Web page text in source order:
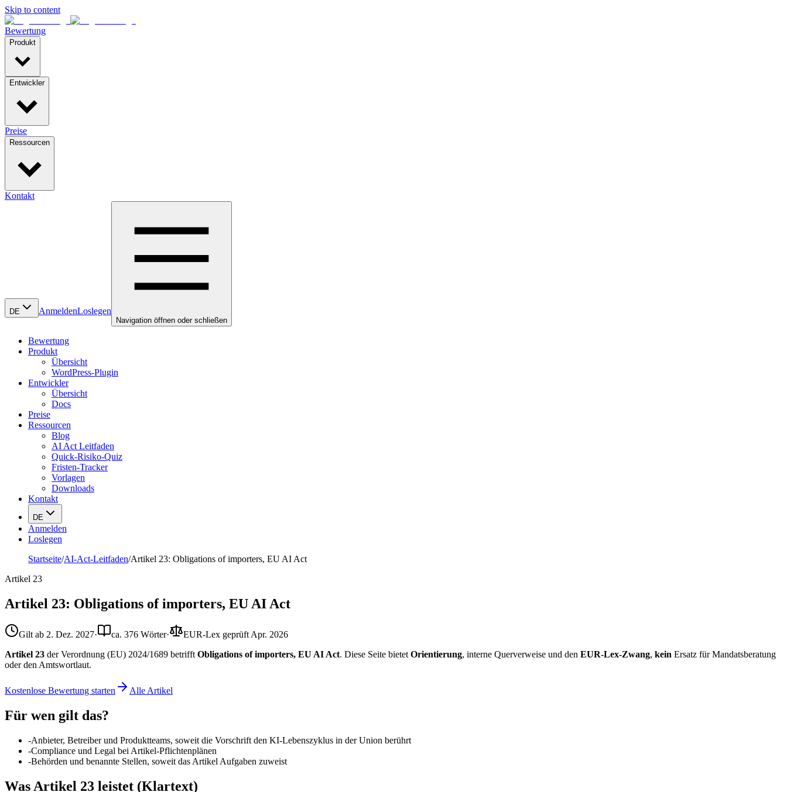
Skip to content
Bewertung
Produkt
Entwickler
Preise
Ressourcen
Kontakt
DE AnmeldenLoslegen
Navigation öffnen oder schließen
Bewertung
Produkt
Übersicht
WordPress-Plugin
Entwickler
Übersicht
Docs
Preise
Ressourcen
Blog
AI Act Leitfaden
Quick-Risiko-Quiz
Fristen-Tracker
Vorlagen
Downloads
Kontakt
DE
Anmelden
Loslegen
Startseite/AI-Act-Leitfaden/Artikel 23: Obligations of importers, EU AI Act
Artikel 23
Artikel 23: Obligations of importers, EU AI Act
Gilt ab 2. Dez. 2027· ca. 376 Wörter· EUR-Lex geprüft Apr. 2026
Artikel 23 der Verordnung (EU) 2024/1689 betrifft Obligations of importers, EU AI Act. Diese Seite bietet Orientierung, interne Querverweise und den EUR-Lex-Zwang, kein Ersatz für Mandatsberatung
oder den Amtswortlaut.
Kostenlose Bewertung starten Alle Artikel
Für wen gilt das?
-Anbieter, Betreiber und Produktteams, soweit die Vorschrift den KI-Lebenszyklus in der Union berührt
-Compliance und Legal bei Artikel-Pflichtenplänen
-Behörden und benannte Stellen, soweit das Artikel Aufgaben zuweist
Was Artikel 23 leistet (Klartext)